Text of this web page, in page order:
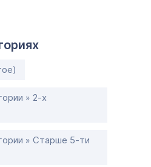
» 2-х
» Старше 5-ти